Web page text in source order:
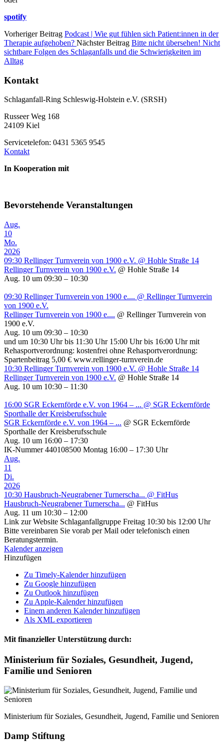
spotify
Vorheriger Beitrag Podcast | Wie gut fühlen sich Patient:innen in der
Therapie aufgehoben? Nächster Beitrag Bitte nicht übersehen! Nicht
sichtbare Folgen des Schlaganfalls und die Schwierigkeiten im
Alltag
Kontakt
Schlaganfall-Ring Schleswig-Holstein e.V. (SRSH)
Russeer Weg 168
24109 Kiel
Servicetelefon: 0431 5365 9545
Kontakt
In Kooperation mit
Bevorstehende Veranstaltungen
Aug.
10
Mo.
2026
09:30 Rellinger Turnverein von 1900 e.V. @ Hohle Straße 14
Rellinger Turnverein von 1900 e.V. @ Hohle Straße 14
Aug. 10 um 09:30 – 10:30
09:30 Rellinger Turnverein von 1900 e.... @ Rellinger Turnverein
von 1900 e.V.
Rellinger Turnverein von 1900 e.... @ Rellinger Turnverein von
1900 e.V.
Aug. 10 um 09:30 – 10:30
und um 10:30 Uhr bis 11:30 Uhr 15:00 Uhr bis 16:00 Uhr mit
Rehasportverordnung: kostenfrei ohne Rehasportverordnung:
Spartenbeitrag 5,00 € www.rellinger-turnverein.de
10:30 Rellinger Turnverein von 1900 e.V. @ Hohle Straße 14
Rellinger Turnverein von 1900 e.V. @ Hohle Straße 14
Aug. 10 um 10:30 – 11:30
16:00 SGR Eckernförde e.V. von 1964 – ... @ SGR Eckernförde
Sporthalle der Kreisberufsschule
SGR Eckernförde e.V. von 1964 – ... @ SGR Eckernförde
Sporthalle der Kreisberufsschule
Aug. 10 um 16:00 – 17:30
IK-Nummer 440108500 Montag 16:00 – 17:30 Uhr
Aug.
11
Di.
2026
10:30 Hausbruch-Neugrabener Turnerscha... @ FitHus
Hausbruch-Neugrabener Turnerscha... @ FitHus
Aug. 11 um 10:30 – 12:00
Link zur Website Schlaganfallgruppe Freitag 10:30 bis 12:00 Uhr
Bitte vereinbaren Sie vorab per Mail oder telefonisch einen
Beratungstermin.
Kalender anzeigen
Hinzufügen
Zu Timely-Kalender hinzufügen
Zu Google hinzufügen
Zu Outlook hinzufügen
Zu Apple-Kalender hinzufügen
Einem anderen Kalender hinzufügen
Als XML exportieren
Mit finanzieller Unterstützung durch:
Ministerium für Soziales, Gesundheit, Jugend,
Familie und Senioren
Ministerium für Soziales, Gesundheit, Jugend, Familie und Senioren
Damp Stiftung